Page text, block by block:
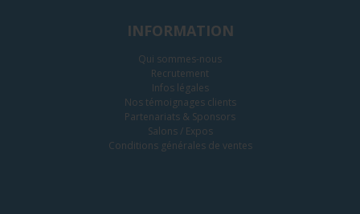
INFORMATION
Qui sommes-nous
Recrutement
Infos légales
Nos témoignages clients
Partenariats & Sponsors
Salons / Expos
Conditions générales de ventes